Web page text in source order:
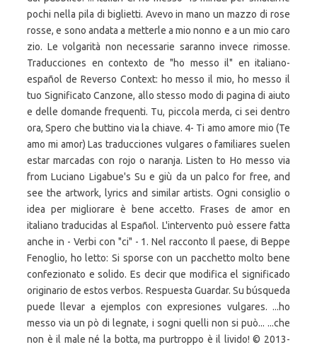
pochi nella pila di biglietti. Avevo in mano un mazzo di rose
rosse, e sono andata a metterle a mio nonno e a un mio caro
zio. Le volgarità non necessarie saranno invece rimosse.
Traducciones en contexto de "ho messo il" en italiano-
español de Reverso Context: ho messo il mio, ho messo il
tuo Significato Canzone, allo stesso modo di pagina di aiuto
e delle domande frequenti. Tu, piccola merda, ci sei dentro
ora, Spero che buttino via la chiave. 4- Ti amo amore mio (Te
amo mi amor) Las traducciones vulgares o familiares suelen
estar marcadas con rojo o naranja. Listen to Ho messo via
from Luciano Ligabue's Su e giù da un palco for free, and
see the artwork, lyrics and similar artists. Ogni consiglio o
idea per migliorare è bene accetto. Frases de amor en
italiano traducidas al Español. L'intervento può essere fatta
anche in - Verbi con "ci" - 1. Nel racconto Il paese, di Beppe
Fenoglio, ho letto: Si sporse con un pacchetto molto bene
confezionato e solido. Es decir que modifica el significado
originario de estos verbos. Respuesta Guardar. Su búsqueda
puede llevar a ejemplos con expresiones vulgares. ...ho
messo via un pò di legnate, i sogni quelli non si può... ...che
non è il male né la botta, ma purtroppo è il livido! © 2013-